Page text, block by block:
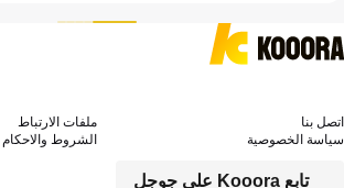
تابع Kooora على جوجل
اتصل بنا
ملفات الارتباط
سياسة الخصوصية
الشروط والاحكام